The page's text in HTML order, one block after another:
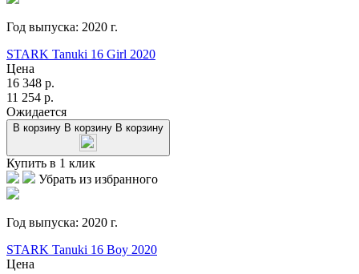
Год выпуска: 2020 г.
STARK Tanuki 16 Girl 2020
Цена
16 348 р.
11 254 р.
Ожидается
В корзину В корзину В корзину
Купить в 1 клик
Убрать из избранного
Год выпуска: 2020 г.
STARK Tanuki 16 Boy 2020
Цена